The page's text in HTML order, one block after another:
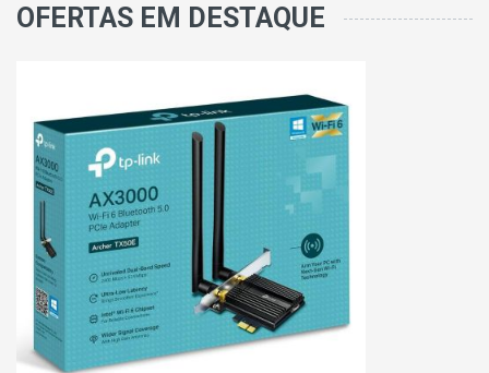
OFERTAS EM DESTAQUE